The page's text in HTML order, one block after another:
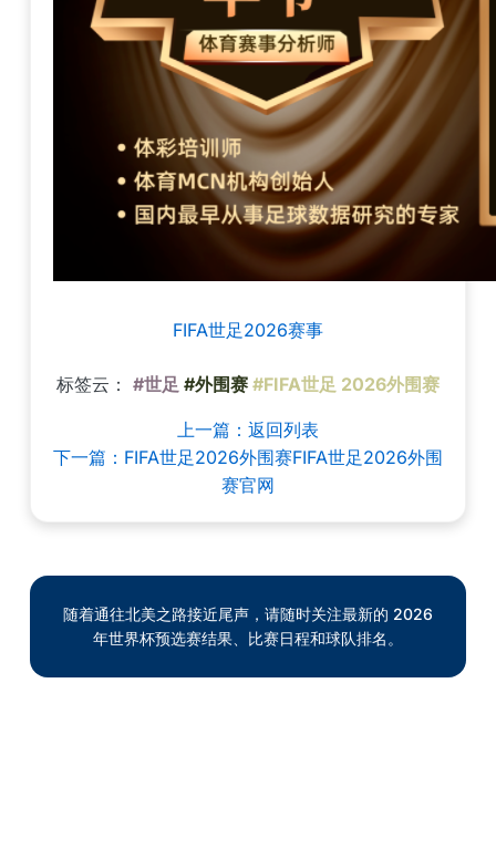
FIFA世足2026赛事
标签云： #世足 #外围赛 #FIFA世足 2026外围赛
上一篇：返回列表
下一篇：FIFA世足2026外围赛FIFA世足2026外围
赛官网
随着通往北美之路接近尾声，请随时关注最新的 2026
年世界杯预选赛结果、比赛日程和球队排名。